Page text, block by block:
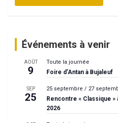
Événements à venir
AOÛT
9
Toute la journée
Foire d’Antan à Bujaleuf
SEP
25
25 septembre / 27
Rencontre « Classique
2026